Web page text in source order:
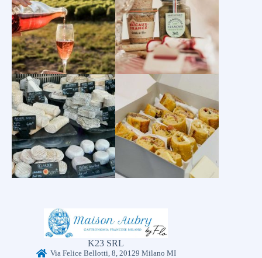
K23 SRL
Via Felice Bellotti, 8, 20129 Milano MI